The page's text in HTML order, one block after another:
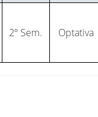
2º Sem. Optativa